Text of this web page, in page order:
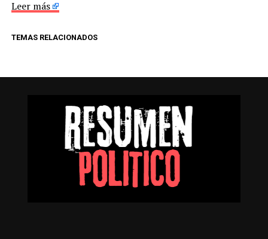
Leer más
TEMAS RELACIONADOS